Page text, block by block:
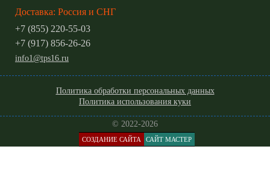
Доставка: Россия и СНГ
+7 (855) 220-55-03
+7 (917) 856-26-26
info1@tps16.ru
Политика обработки персональных данных
Политика использования куки
© 2022-2026
СОЗДАНИЕ САЙТА САЙТ МАСТЕР